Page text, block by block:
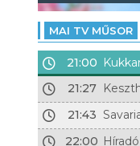
MAI TV MŰSOR
21:00
21:27
21:43
22:00 Híradó